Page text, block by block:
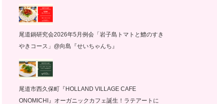
尾道鍋研究会2026年5月例会「岩子島トマトと鱧のすき
やきコース」@向島『せいちゃんち』
尾道市西久保町『HOLLAND VILLAGE CAFE
ONOMICHI』オーガニックカフェ誕生！ラテアートに